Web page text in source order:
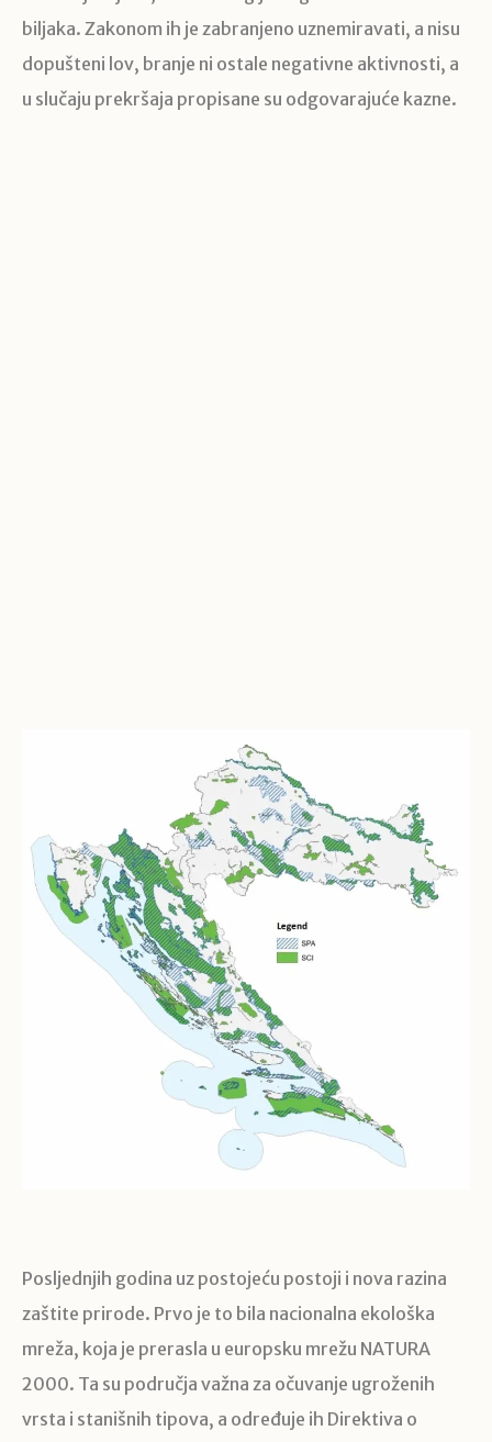
biljaka. Zakonom ih je zabranjeno uznemiravati, a nisu
dopušteni lov, branje ni ostale negativne aktivnosti, a
u slučaju prekršaja propisane su odgovarajuće kazne.
Posljednjih godina uz postojeću postoji i nova razina
zaštite prirode. Prvo je to bila nacionalna ekološka
mreža, koja je prerasla u europsku mrežu NATURA
2000. Ta su područja važna za očuvanje ugroženih
vrsta i stanišnih tipova, a određuje ih Direktiva o